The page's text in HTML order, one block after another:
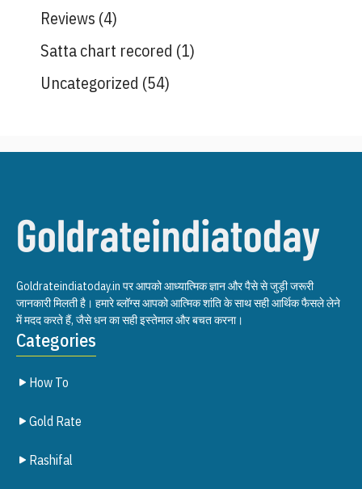
Reviews (4)
Satta chart recored (1)
Uncategorized (54)
Goldrateindiatoday.in पर आपको आध्यात्मिक ज्ञान और पैसे से जुड़ी जरूरी
जानकारी मिलती है। हमारे ब्लॉग्स आपको आत्मिक शांति के साथ सही आर्थिक फैसले लेने
में मदद करते हैं, जैसे धन का सही इस्तेमाल और बचत करना।
Categories
How To
Gold Rate
Rashifal